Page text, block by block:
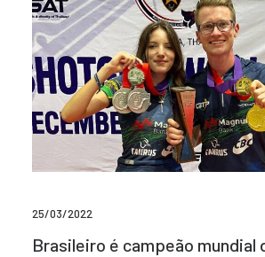
25/03/2022
Brasileiro é campeão mundial